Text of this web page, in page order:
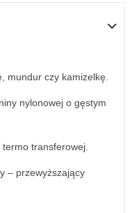
mundur czy kamizelkę.
nylonowej o gęstym
transferowej.
– przewyższający